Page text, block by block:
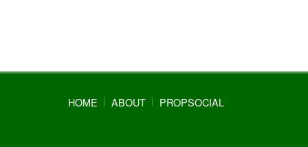
HOME
ABOUT PROPSOCIAL